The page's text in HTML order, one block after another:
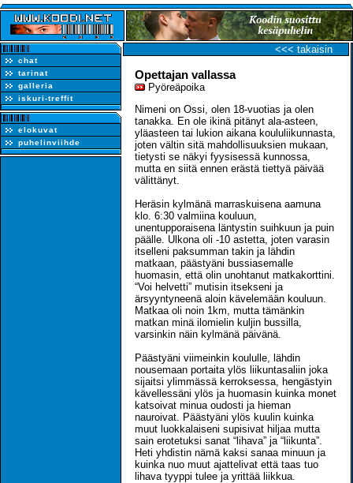
chat
tarinat
galleria
iskuri-treffit
elokuvat
puhelinviihde
<<< takaisin
Opettajan vallassa
Pyöreäpoika
Nimeni on Ossi, olen 18-vuotias ja olen
tanakka. En ole ikinä pitänyt ala-asteen,
yläasteen tai lukion aikana koululiikunnasta,
joten vältin sitä mahdollisuuksien mukaan,
tietysti se näkyi fyysisessä kunnossa,
mutta en siitä ennen erästä tiettyä päivää
välittänyt.
Heräsin kylmänä marraskuisena aamuna
klo. 6:30 valmiina kouluun,
unentupporaisena läntystin suihkuun ja puin
päälle. Ulkona oli -10 astetta, joten varasin
itselleni paksumman takin ja lähdin
matkaan, päästyäni bussiasemalle
huomasin, että olin unohtanut matkakorttini.
“Voi helvetti” mutisin itsekseni ja
ärsyyntyneenä aloin kävelemään kouluun.
Matkaa oli noin 1km, mutta tämänkin
matkan minä ilomielin kuljin bussilla,
varsinkin näin kylmänä päivänä.
Päästyäni viimeinkin koululle, lähdin
nousemaan portaita ylös liikuntasaliin joka
sijaitsi ylimmässä kerroksessa, hengästyin
kävellessäni ylös ja huomasin kuinka monet
katsoivat minua oudosti ja hieman
nauroivat. Päästyäni ylös kuulin kuinka
muut luokkalaiseni supisivat hiljaa mutta
sain erotetuksi sanat “lihava” ja “liikunta”.
Heti yhdistin nämä kaksi sanaa minuun ja
kuinka nuo muut ajattelivat että taas tuo
lihava tyyppi tulee ja yrittää liikkua.